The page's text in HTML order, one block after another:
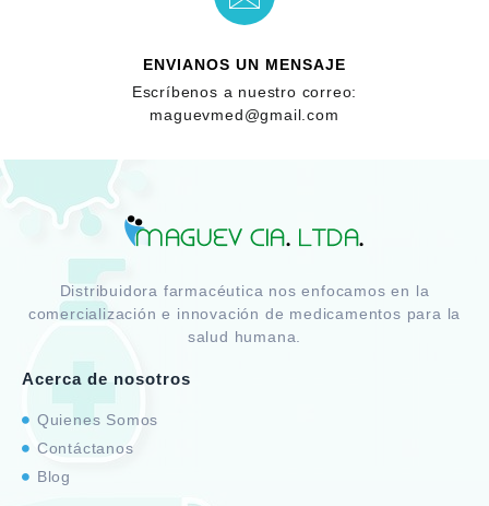
ENVIANOS UN MENSAJE
Escríbenos a nuestro correo:
maguevmed@gmail.com
Distribuidora farmacéutica nos enfocamos en la
comercialización e innovación de medicamentos para la
salud humana.
Acerca de nosotros
Quienes Somos
Contáctanos
Blog